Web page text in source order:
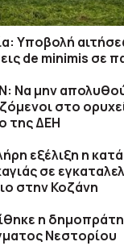
Υποβολή
de minimis σε
Να μην
στο
της ΔΕΗ
εξέλιξη η
σε
στην Κοζάνη
η
Νεστορίου